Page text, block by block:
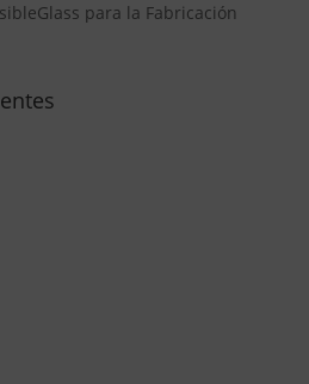
para la Fabricación